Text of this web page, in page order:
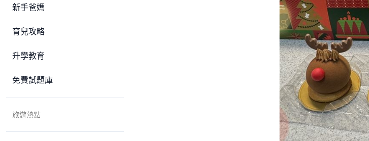
新手爸媽
育兒攻略
升學教育
免費試題庫
旅遊熱點